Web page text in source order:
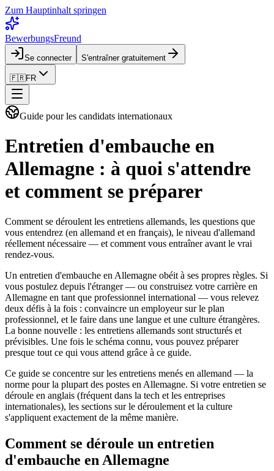
Zum Hauptinhalt springen
BewerbungsFreund
Se connecter S'entraîner gratuitement
🇫🇷FR
Guide pour les candidats internationaux
Entretien d'embauche en
Allemagne : à quoi s'attendre
et comment se préparer
Comment se déroulent les entretiens allemands, les questions que
vous entendrez (en allemand et en français), le niveau d'allemand
réellement nécessaire — et comment vous entraîner avant le vrai
rendez-vous.
Un entretien d'embauche en Allemagne obéit à ses propres règles. Si
vous postulez depuis l'étranger — ou construisez votre carrière en
Allemagne en tant que professionnel international — vous relevez
deux défis à la fois : convaincre un employeur sur le plan
professionnel, et le faire dans une langue et une culture étrangères.
La bonne nouvelle : les entretiens allemands sont structurés et
prévisibles. Une fois le schéma connu, vous pouvez préparer
presque tout ce qui vous attend grâce à ce guide.
Ce guide se concentre sur les entretiens menés en allemand — la
norme pour la plupart des postes en Allemagne. Si votre entretien se
déroule en anglais (fréquent dans la tech et les entreprises
internationales), les sections sur le déroulement et la culture
s'appliquent exactement de la même manière.
Comment se déroule un entretien
d'embauche en Allemagne